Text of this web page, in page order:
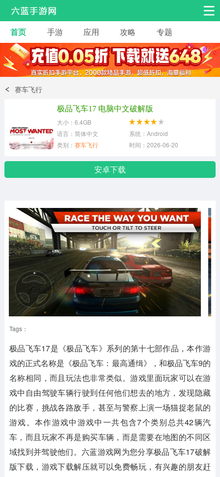
安卓手游 手游工具
热门手游 角色扮演 益智休闲
动作射击
体育竞技
首页 手游 应用 攻略 专题
赛车飞行
极品飞车17 电脑中文破解版
大小：6.4GB
语言：简体中文
系统：Android
类别： 赛车飞行 时间：2026-06-20
安卓下载
Tags：
极品飞车17是《极品飞车》系列的第十七部作品，本作游
戏的正式名称是《极品飞车：最高通缉》，和极品飞车9的
名称相同，而且玩法也非常类似。游戏里面玩家可以在游
戏中自由驾驶车辆行驶到任何他们想去的地方，发现隐藏
的比赛，挑战各路敌手，甚至与警察上演一场猫捉老鼠的
游戏。本作游戏中游戏中一共包含7个类别总共42辆汽
车，而且玩家不再是购买车辆，而是需要在地图的不同区
域找到并驾驶他们。六蓝游戏网为您分享极品飞车17破解
版下载，游戏下载解压就可以免费畅玩，有兴趣的朋友赶